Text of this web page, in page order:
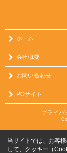
ホーム
会社概要
お問い合わせ
PCサイト
プライバ
当サイトでは、お客
して、クッキー（